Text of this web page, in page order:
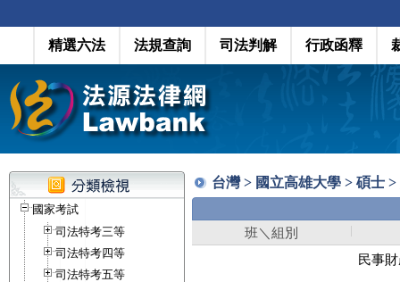
精選六法 法規查詢 司法判解 行政函釋
國家考試
司法特考三等
司法特考四等
司法特考五等
台灣 > 國立高雄大學 > 碩士
班＼組別
民事